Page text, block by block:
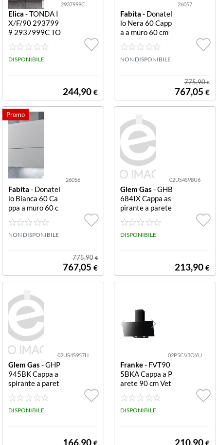
2937999C
Elica - TONDA I
X/F/90 293799
9 2937999C TO
NDA IX/F/90 29
37999
DISPONIBILE
244,90 €
26057
Fabita - Donatel
lo Nera 60 Capp
a a muro 60 cm
Nera CAPPA PA
RETE DONATE
LLOANERA 60C
NON DISPONIBILE
775,90€
767,05 €
26056
Fabita - Donatel
lo Bianca 60 Ca
ppa a muro 60 c
m Bianca CAPP
A PARETE DON
ATELLOABIAN
NON DISPONIBILE
775,90€
767,05 €
02US4S98U6
Glem Gas - GHB
684IX Cappa as
pirante a parete
Acciaio inossida
bile 650 m³/h A
DISPONIBILE
213,90 €
02US4S957H
Glem Gas - GHP
945BK Cappa a
spirante a paret
e 3 Vel. 90 Cm N
ero Carbone
DISPONIBILE
166,90 €
02P5CV3OYU
Franke- FVT90
5BKA Cappa a P
arete 90 cm Vet
ro Nero Classe
A - FVT 905 BK
A - 330.0572.97
DISPONIBILE
210,90 €